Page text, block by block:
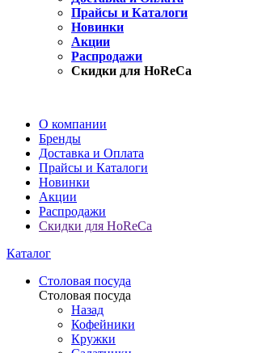
Прайсы и Каталоги
Новинки
Акции
Распродажи
Скидки для HoReCa
О компании
Бренды
Доставка и Оплата
Прайсы и Каталоги
Новинки
Акции
Распродажи
Скидки для HoReCa
Каталог
Столовая посуда
Столовая посуда
Назад
Кофейники
Кружки